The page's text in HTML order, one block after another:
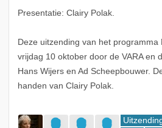
Presentatie: Clairy Polak.
Deze uitzending van het programma
vrijdag 10 oktober door de VARA en
Hans Wijers en Ad Scheepbouwer.
handen van Clairy Polak.